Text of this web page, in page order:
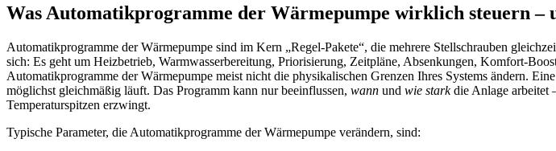
Was Automatikprogramme der Wärmepumpe wirklich steuern –
Automatikprogramme der Wärmepumpe sind im Kern „Regel-Pakete“, die mehrere Stellschrauben
sich: Es geht um Heizbetrieb, Warmwasserbereitung, Priorisierung, Zeitpläne, Absenkungen, Komfort-
Automatikprogramme der Wärmepumpe meist nicht die physikalischen Grenzen Ihres Systems ändern.
möglichst gleichmäßig läuft. Das Programm kann nur beeinflussen, wann und wie starkdie Anlage arbeitet
Temperaturspitzen erzwingt.
Typische Parameter, die Automatikprogramme der Wärmepumpe verändern, sind: